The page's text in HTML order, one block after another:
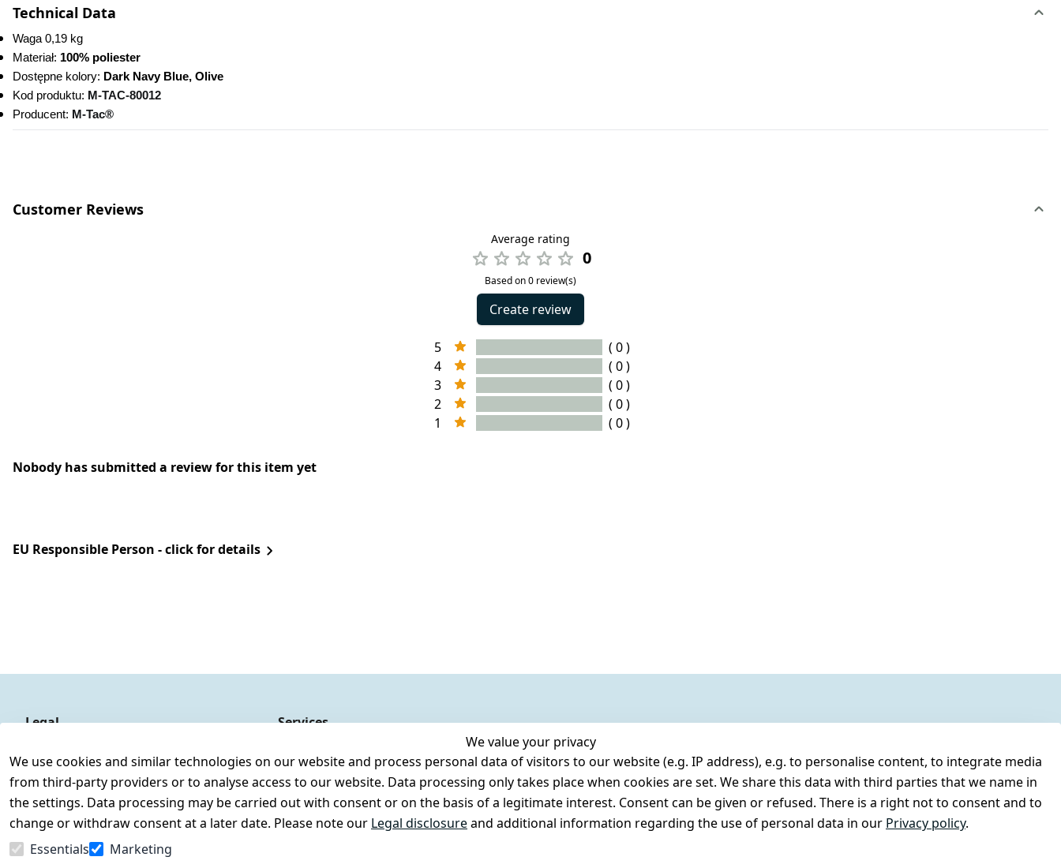
Technical Data
Waga 0,19 kg
Materiał: 100% poliester
Dostępne kolory: Dark Navy Blue, Olive
Kod produktu: M-TAC-80012
Producent: M-Tac®
Customer Reviews
Average rating
0
Based on 0 review(s)
Create review
5
( 0 )
4
( 0 )
3
( 0 )
2
( 0 )
1
( 0 )
Nobody has submitted a review for this item yet
EU Responsible Person - click for details
We value your privacy
We use cookies and similar technologies on our website and process personal data of visitors to our website (e.g. IP address), e.g. to personalise content, to integrate media
from third-party providers or to analyse access to our website. Data processing only takes place when cookies are set. We share this data with third parties that we name in
the settings. Data processing may be carried out with consent or on the basis of a legitimate interest. Consent can be given or refused. There is a right not to consent and to
change or withdraw consent at a later date. Please note our Legal disclosureand additional information regarding the use of personal data in our Privacy policy.
Essentials
Marketing
Legal
Legal disclosure
Privacy Policy
Declaration of accessibility
Cancellation rights
Services
Register